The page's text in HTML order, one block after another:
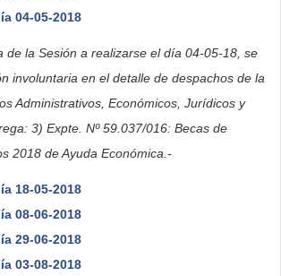
04-05-2018
de la Sesión a realizarse el día 04-05-18, se
involuntaria en el detalle de despachos de la
Administrativos, Económicos, Jurídicos y
3) Expte. Nº 59.037/016: Becas de
2018 de Ayuda Económica.-
18-05-2018
08-06-2018
29-06-2018
03-08-2018